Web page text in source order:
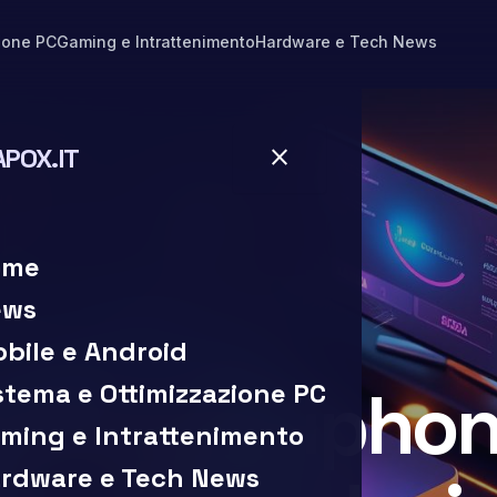
PCGaming e IntrattenimentoHardware e Tech News
close
e Android
e Ottimizzazione PC
e Intrattenimento
e Tech News
lettura